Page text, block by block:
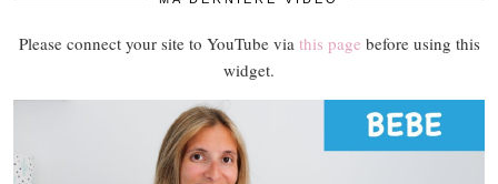
Please connect your site to YouTube via this page before using this
widget.